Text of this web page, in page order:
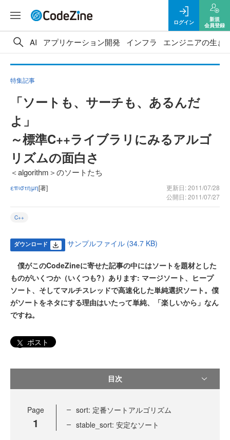
ログイン
新規
会員登録
AI アプリケーション開発 インフラ エンジニアの生き
特集記事
「ソートも、サーチも、あるんだ
よ」
～標準C++ライブラリにみるアルゴ
リズムの面白さ
＜algorithm＞のソートたち
επιστημη[著]
更新日: 2011/07/28
公開日: 2011/07/27
C++
ダウンロード サンプルファイル (34.7 KB)
僕がこのCodeZineに寄せた記事の中にはソートを題材とした
ものがいくつか（いくつも?）あります: マージソート、ヒープ
ソート、そしてマルチスレッドで高速化した単純選択ソート。僕
がソートをネタにする理由はいたって単純、「楽しいから」なん
ですね。
ポスト
目次
Page
1
sort: 定番ソートアルゴリズム
stable_sort: 安定なソート